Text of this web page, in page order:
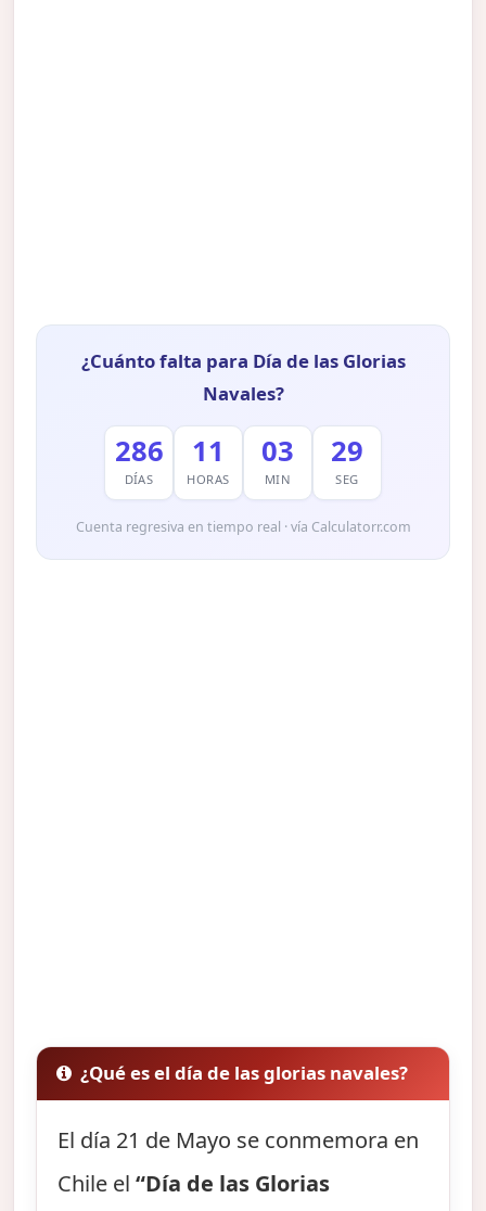
¿Cuánto falta para Día de las Glorias
Navales?
286
DÍAS
11
HORAS
03
MIN
28
SEG
Cuenta regresiva en tiempo real · vía Calculatorr.com
¿Qué es el día de las glorias navales?
El día 21 de Mayo se conmemora en
Chile el“Día de las Glorias